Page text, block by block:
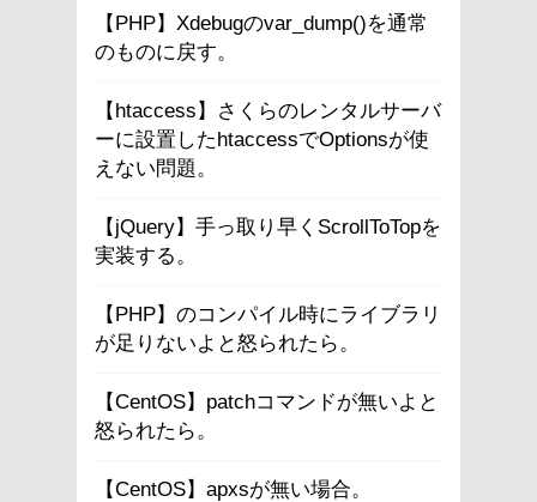
【PHP】Xdebugのvar_dump()を通常
のものに戻す。
【htaccess】さくらのレンタルサーバ
ーに設置したhtaccessでOptionsが使
えない問題。
【jQuery】手っ取り早くScrollToTopを
実装する。
【PHP】のコンパイル時にライブラリ
が足りないよと怒られたら。
【CentOS】patchコマンドが無いよと
怒られたら。
【CentOS】apxsが無い場合。